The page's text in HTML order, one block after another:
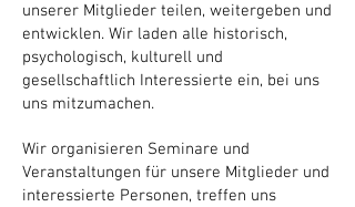
unserer Mitglieder teilen, weitergeben und
entwicklen. Wir laden alle historisch,
psychologisch, kulturell und
gesellschaftlich Interessierte ein, bei uns
uns mitzumachen.
Wir organisieren Seminare und
Veranstaltungen für unsere Mitglieder und
interessierte Personen, treffen uns